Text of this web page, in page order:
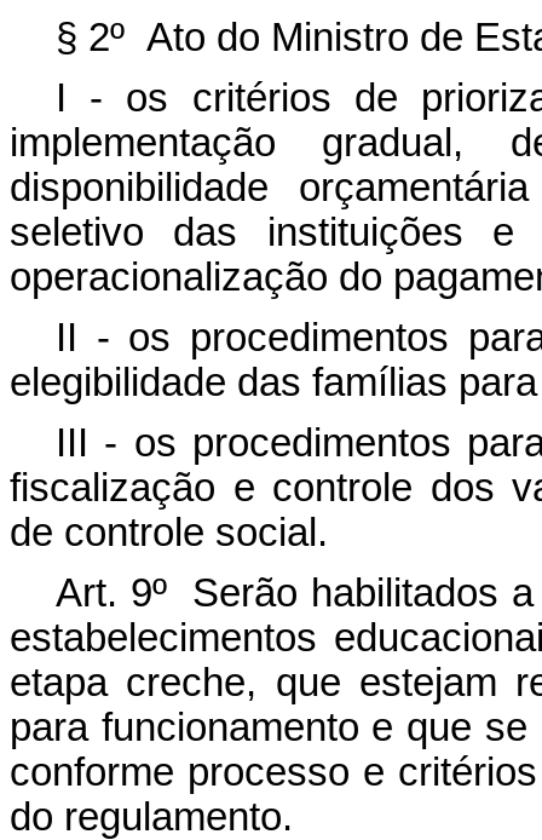
§ 2º Ato do Ministro de
I - os critérios de
implementação
disponibilidade
seletivo das instituições
operacionalização do
II - os procedimentos
elegibilidade das famílias
III - os procedimentos
fiscalização e controle dos
de controle social.
Art. 9º Serão habilitados
estabelecimentos
etapa creche, que estejam
para funcionamento e que
conforme processo e
do regulamento.